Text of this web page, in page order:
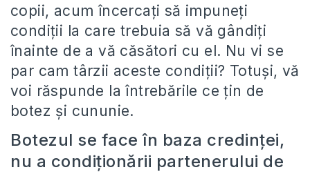
copii, acum încercaţi să impuneţi
condiţii la care trebuia să vă gândiţi
înainte de a vă căsători cu el. Nu vi se
par cam târzii aceste condiţii? Totuşi, vă
voi răspunde la întrebările ce ţin de
botez şi cununie.
Botezul se face în baza credinţei,
nu a condiţionării partenerului de